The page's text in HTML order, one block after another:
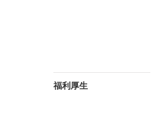
福利厚生